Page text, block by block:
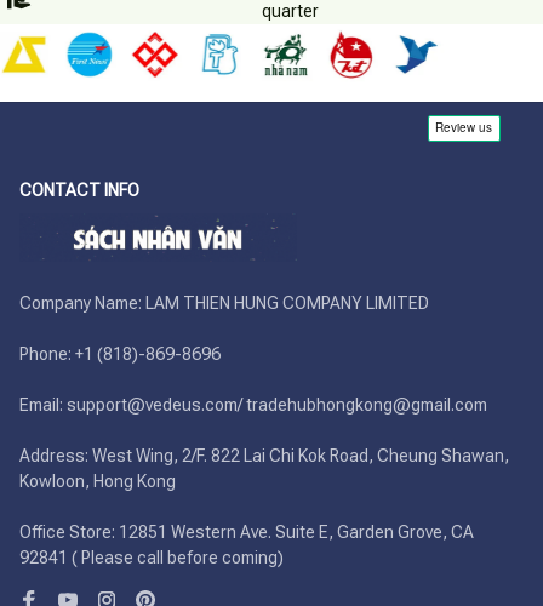
quarter
CONTACT INFO
Company Name: LAM THIEN HUNG COMPANY LIMITED
Phone: +1 (818)-869-8696
Email: support@vedeus.com/ tradehubhongkong@gmail.com
Address: West Wing, 2/F. 822 Lai Chi Kok Road, Cheung Shawan,
Kowloon, Hong Kong
Office Store: 12851 Western Ave. Suite E, Garden Grove, CA
92841 ( Please call before coming)